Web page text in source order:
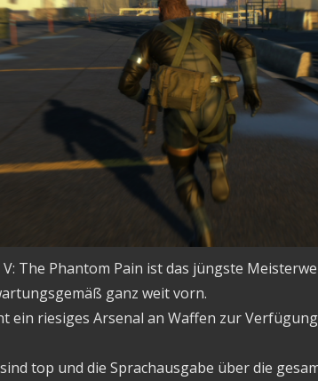
V: The Phantom Pain ist das jüngste
ganz weit vorn.
ein riesiges Arsenal an Waffen zur
top und die Sprachausgabe über die